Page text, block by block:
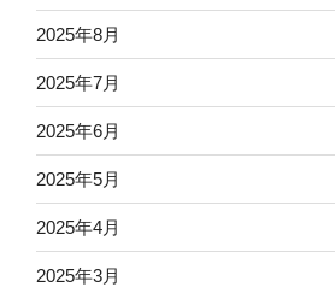
2025年8月
2025年7月
2025年6月
2025年5月
2025年4月
2025年3月